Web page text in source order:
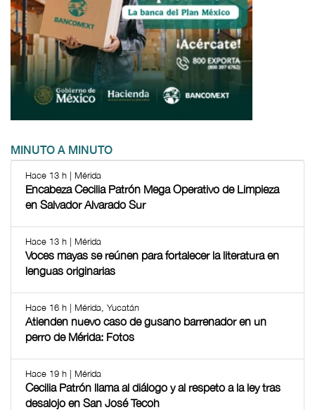
MINUTO A MINUTO
Hace 13 h | Mérida
Encabeza Cecilia Patrón Mega Operativo de Limpieza
en Salvador Alvarado Sur
Hace 13 h | Mérida
Voces mayas se reúnen para fortalecer la literatura en
lenguas originarias
Hace 16 h | Mérida, Yucatán
Atienden nuevo caso de gusano barrenador en un
perro de Mérida: Fotos
Hace 19 h | Mérida
Cecilia Patrón llama al diálogo y al respeto a la ley tras
desalojo en San José Tecoh